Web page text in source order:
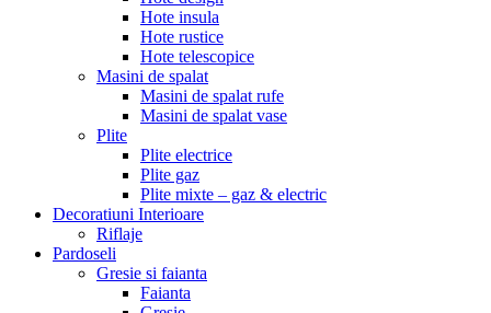
Hote insula
Hote rustice
Hote telescopice
Masini de spalat
Masini de spalat rufe
Masini de spalat vase
Plite
Plite electrice
Plite gaz
Plite mixte – gaz & electric
Decoratiuni Interioare
Riflaje
Pardoseli
Gresie si faianta
Faianta